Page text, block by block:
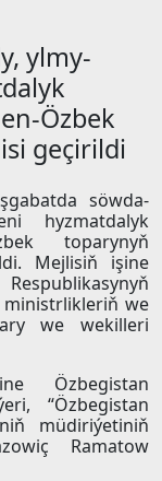
ylmy-
Özbek
geçirildi
söwda-
hyzmatdalyk
toparynyň
Mejlisiň işine
ministrlikleriň we
we wekilleri
Özbegistan
“Özbegistan
müdiriýetiniň
Ramatow